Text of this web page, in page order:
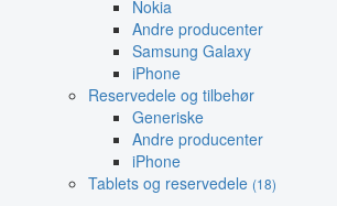
Nokia
Andre producenter
Samsung Galaxy
iPhone
Reservedele og tilbehør
Generiske
Andre producenter
iPhone
Tablets og reservedele (18)